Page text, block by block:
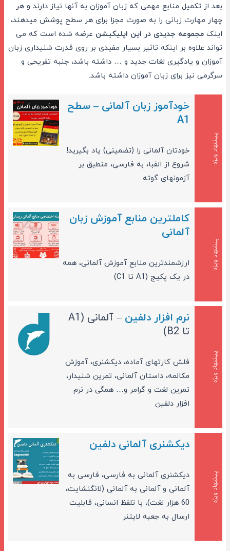
بعد از تکمیل منابع مهمی که زبان آموزان به آنها نیاز دارند و هر
چهار مهارت زبانی را به صورت مجزا برای هر سطح پوشش میدهند،
اینک مجموعه جدیدی در این اپلیکیشنعرضه شده است که می
تواند علاوه بر اینکه تاثیر بسیار مفیدی بر روی قدرت شنیداری زبان
آموزان و یادگیری لغات جدید و … داشته باشد، جنبه تفریحی و
سرگرمی نیز برای زبان آموزان داشته باشد.
پیشنهاد ویژه
خودآموز زبان آلمانی – سطح
A1
خودتان آلمانی را (تضمینی) یاد بگیرید!
شروع از الفبا، به فارسی، منطبق بر
آزمونهای گوته
پیشنهاد ویژه
کاملترین منابع آموزش زبان
آلمانی
ارزشمندترین منابع آموزش آلمانی، همه
در یک پکیج (A1 تا C1)
پیشنهاد ویژه
نرم افزار دلفین
– آلمانی (A1
تا B2)
فلش کارتهای آماده، دیکشنری، آموزش
مکالمه، داستان آلمانی، تمرین شنیدار،
تمرین لغت و گرامر و… همگی در نرم
افزار دلفین
پیشنهاد ویژه
دیکشنری آلمانی دلفین
دیکشنری آلمانی به فارسی، فارسی به
آلمانی و آلمانی به آلمانی (لانگنشایت،
60 هزار لغت)، با تلفظ انسانی، قابلیت
ارسال به جعبه لایتنر